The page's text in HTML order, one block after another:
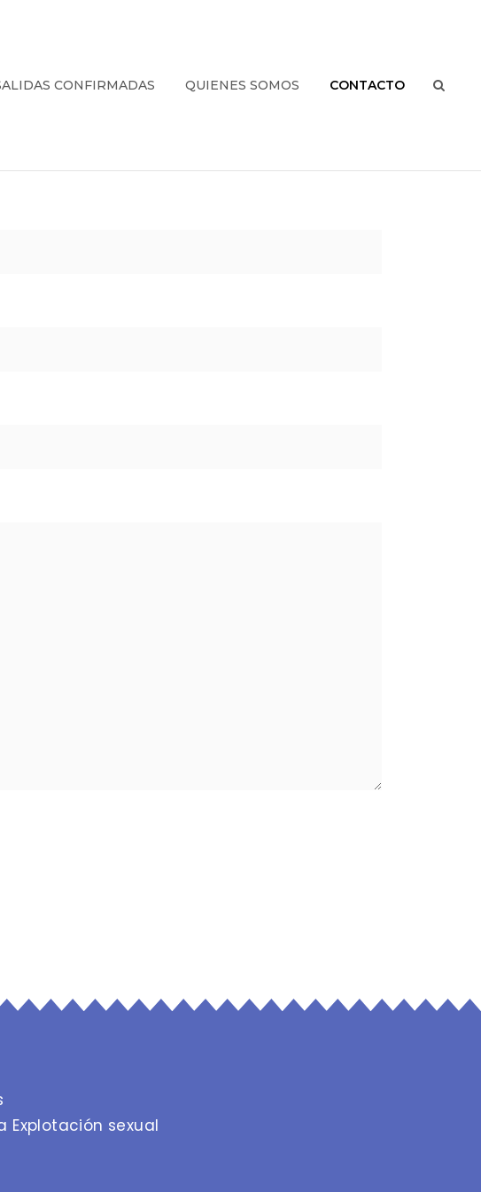
CONFIRMADAS QUIENES SOMOS CONTACTO
Explotación sexual